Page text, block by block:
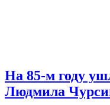
На 85-м году
Людмила